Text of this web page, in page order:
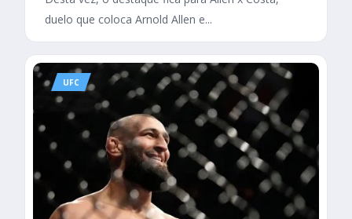
duelo que coloca Arnold Allen e...
UFC